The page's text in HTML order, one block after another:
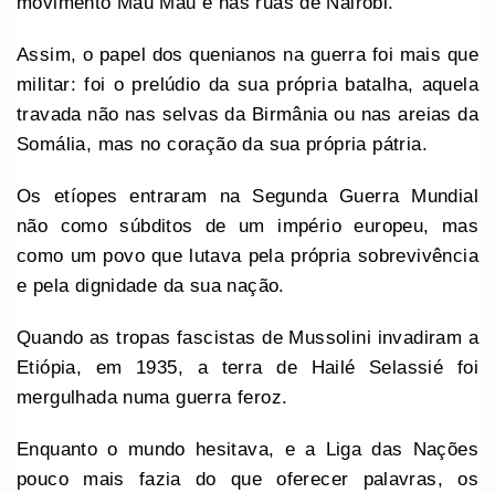
Assim, o papel dos quenianos na guerra foi mais que
militar: foi o prelúdio da sua própria batalha, aquela
travada não nas selvas da Birmânia ou nas areias da
Somália, mas no coração da sua própria pátria.
Os etíopes entraram na Segunda Guerra Mundial
não como súbditos de um império europeu, mas
como um povo que lutava pela própria sobrevivência
e pela dignidade da sua nação.
Quando as tropas fascistas de Mussolini invadiram a
Etiópia, em 1935, a terra de Hailé Selassié foi
mergulhada numa guerra feroz.
Enquanto o mundo hesitava, e a Liga das Nações
pouco mais fazia do que oferecer palavras, os